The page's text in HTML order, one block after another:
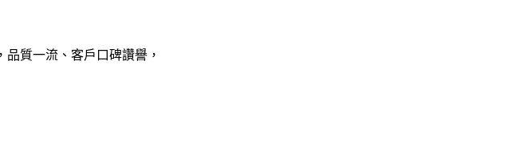
質一流、客戶口碑讚譽，